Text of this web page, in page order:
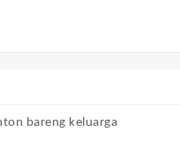
bareng keluarga